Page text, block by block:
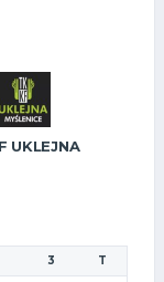
UKLEJNA
3 T